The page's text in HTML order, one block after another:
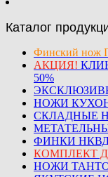
Каталог
Финский нож
АКЦИЯ!
50%
НОЖИ
СКЛАДНЫЕ
ФИНКИ
КОМПЛЕКТ
НОЖИ